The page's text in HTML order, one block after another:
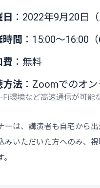
：2022年9月20日（
時間 ：15:00～16:00（
費 ：無料
方法 ：Zoomでのオ
環境など高速通信が可能
ーは、講演者も自宅から出
みいただいた方へのみ、